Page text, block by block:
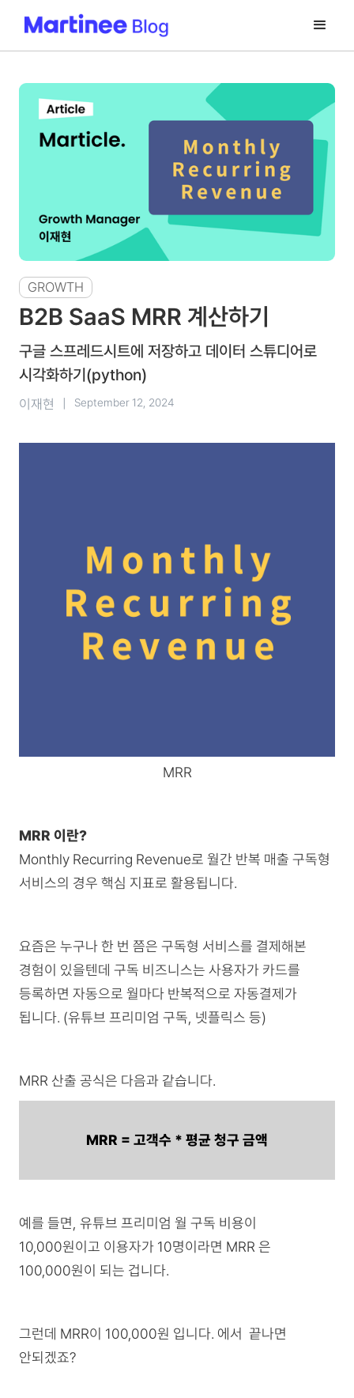
GROWTH
B2B SaaS MRR 계산하기
구글 스프레드시트에 저장하고 데이터 스튜디어로
시각화하기(python)
이재현 September 12, 2024
MRR
MRR 이란?
Monthly Recurring Revenue로 월간 반복 매출 구독형
서비스의 경우 핵심 지표로 활용됩니다.
요즘은 누구나 한 번 쯤은 구독형 서비스를 결제해본
경험이 있을텐데 구독 비즈니스는 사용자가 카드를
등록하면 자동으로 월마다 반복적으로 자동결제가
됩니다. (유튜브 프리미엄 구독, 넷플릭스 등)
MRR 산출 공식은 다음과 같습니다.
MRR = 고객수 * 평균 청구 금액
예를 들면, 유튜브 프리미엄 월 구독 비용이
10,000원이고 이용자가 10명이라면 MRR 은
100,000원이 되는 겁니다.
그런데 MRR이 100,000원 입니다. 에서 끝나면
안되겠죠?